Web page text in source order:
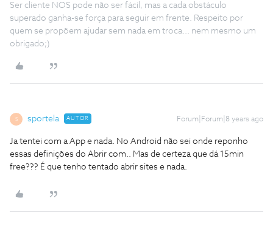
Ser cliente NOS pode não ser fácil, mas a cada obstáculo
superado ganha-se força para seguir em frente. Respeito por
quem se propõem ajudar sem nada em troca... nem mesmo um
obrigado;)
S sportela AUTOR Forum|Forum|8 years ago
Ja tentei com a App e nada. No Android não sei onde reponho
essas definições do Abrir com.. Mas de certeza que dá 15min
free??? É que tenho tentado abrir sites e nada.